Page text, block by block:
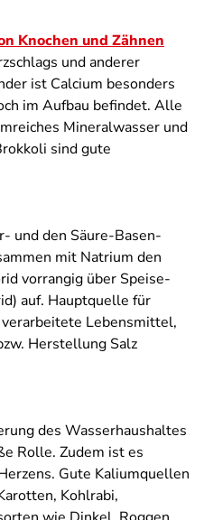
Knochen und Zähnen
und anderer
ist Calcium besonders
im Aufbau befindet. Alle
Mineralwasser und
sind gute
und den Säure-Basen-
mit Natrium den
vorrangig über Speise-
auf. Hauptquelle für
Lebensmittel,
Herstellung Salz
des Wasserhaushaltes
Rolle. Zudem ist es
Gute Kaliumquellen
Kohlrabi,